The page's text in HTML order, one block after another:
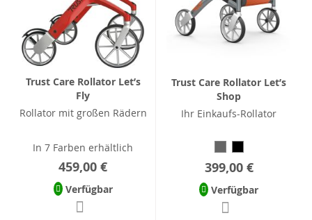
Trust Care Rollator Let’s
Fly
Rollator mit großen Rädern
In 7 Farben erhältlich
459,00 €
Verfügbar
Trust Care Rollator Let’s
Shop
Ihr Einkaufs-Rollator
399,00 €
Verfügbar